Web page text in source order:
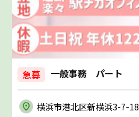
急募 一般事務 パート
横浜市港北区新横浜3-7-18